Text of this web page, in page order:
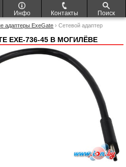
Инфо Контакты Поиск
адаптеры ExeGate › Сетевой адаптер
EXE-736-45 В МОГИЛЁВЕ